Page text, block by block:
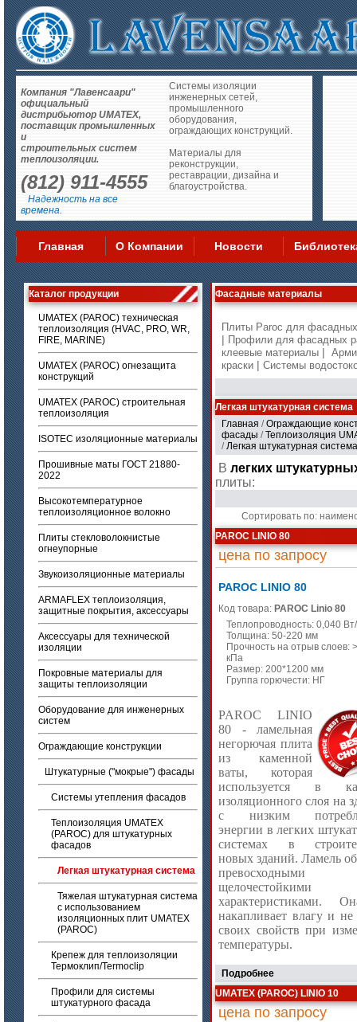
Компания "Лавенсаари"
официальный
дистрибьютор UMATEX,
поставщик промышленных
и
строительных систем
теплоизоляции.
(812) 911-4555
Надежность на все
времена.
Системы изоляции
инженерных сетей,
промышленного
оборудования,
ограждающих конструкций.
Материалы для
реконструкции,
реставрации, дизайна и
благоустройства.
Главная О Компании Новости
Каталог продукции
UMATEX (PAROC) техническая
теплоизоляция (HVAC, PRO, WR,
FIRE, MARINE)
UMATEX (PAROC) огнезащита
конструкций
UMATEX (PAROC) строительная
теплоизоляция
ISOTEC изоляционные материалы
Прошивные маты ГОСТ 21880-
2022
Высокотемпературное
теплоизоляционное волокно
Плиты стекловолокнистые
огнеупорные
Звукоизоляционные материалы
ARMAFLEX теплоизоляция,
защитные покрытия, аксессуары
Аксессуары для технической
изоляции
Покровные материалы для
защиты теплоизоляции
Оборудование для инженерных
систем
Ограждающие конструкции
Штукатурные ("мокрые") фасады
Системы утепления фасадов
Теплоизоляция UMATEX
(PAROC) для штукатурных
фасадов
Легкая штукатурная система
Тяжелая штукатурная система
с использованием
изоляционных плит UMATEX
(PAROC)
Крепеж для теплоизоляции
Термоклип/Termoclip
Профили для системы
штукатурного фасада
Фасадные материалы
Плиты Paroc для
| Профили для фасадных
клеевые материалы |
краски | Системы
Легкая штукатурная система
Главная /Ограждающие
фасады /Теплоизоляция
/Легкая штукатурная система
В легких
плиты:
Сортировать по:
PAROC LINIO 80
цена по запросу
PAROC LINIO 80
Код товара: PAROC Linio 80
Теплопроводность: 0,040
Толщина: 50-220 мм
Прочность на отрыв слоев:
кПа
Размер: 200*1200 мм
Группа горючести: НГ
PAROC LINIO
80 - ламельная
негорючая плита
из каменной
ваты, которая
используется в
изоляционного слоя на
с низким
энергии в легких
системах в
новых зданий. Ламель
превосходными
щелочестойкими
характеристиками.
накапливает влагу и не
своих свойств при
температуры.
Подробнее
UMATEX (PAROC) LINIO 10
цена по запросу